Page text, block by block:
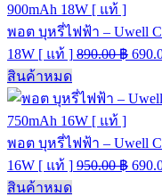
พอต บุหรี่ไฟฟ้า – Uwell
18W [ แท้ ] 890.00฿
สินค้าหมด
พอต บุหรี่ไฟฟ้า – Uwell
16W [ แท้ ] 950.00฿
สินค้าหมด